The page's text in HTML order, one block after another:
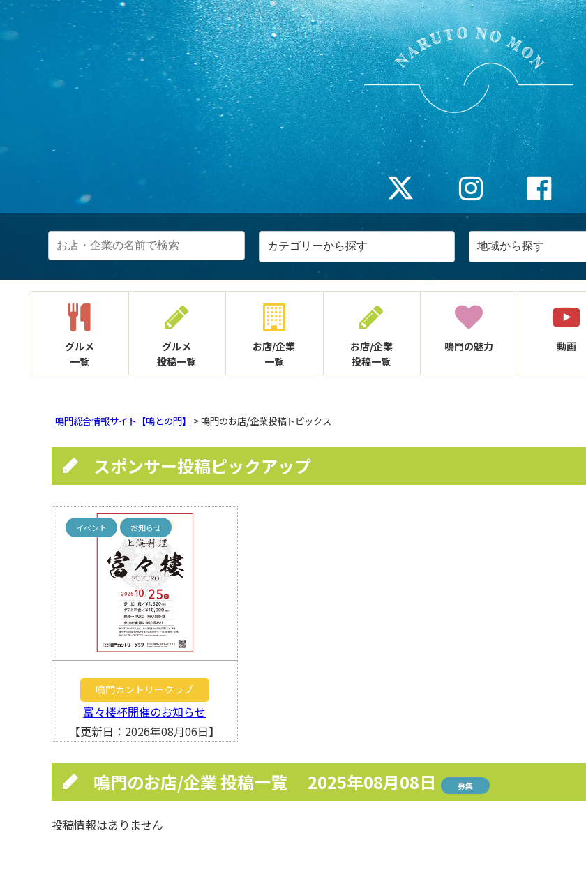
グルメ
一覧
グルメ
投稿一覧
お店/企業
一覧
お店/企業
投稿一覧
鳴門の魅力 動画
鳴門総合情報サイト【鳴との門】 > 鳴門のお店/企業投稿トピックス
スポンサー投稿ピックアップ
イベント お知らせ
鳴門カントリークラブ
富々楼杯開催のお知らせ
【更新日：2026年08月06日】
鳴門のお店/企業 投稿一覧 2025年08月08日 募集
投稿情報はありません